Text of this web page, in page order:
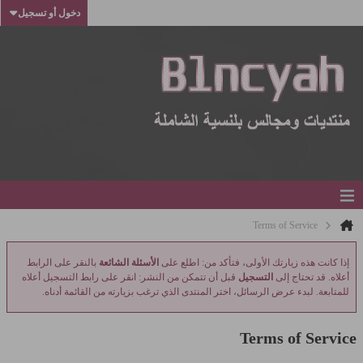
دخول أو تسجيل
Terms of Service
إذا كانت هذه زيارتك الأولى، فتأكد من: اطلع على الأسئلة الشائعة بالنقر على الرابط
أعلاه. قد تحتاج إلى التسجيل قبل أن تتمكن من النشر: انقر على رابط التسجيل أعلاه
للمتابعة. لبدء عرض الرسائل، اختر المنتدى الذي ترغب بزيارته من القائمة أدناه.
Terms of Service